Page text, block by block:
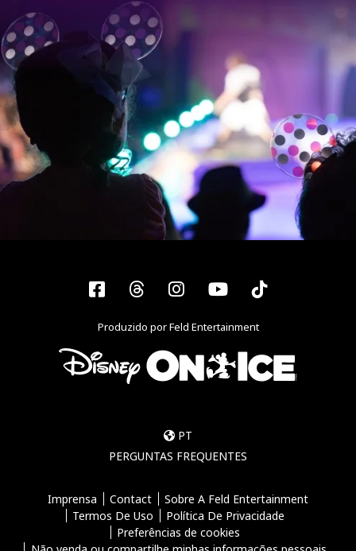
Facebook
ThreadsInstagram
YouTubeTiktok
Produzido por Feld Entertainment
PT
PERGUNTAS FREQUENTES
Imprensa Contact
Sobre A Feld Entertainment
Termos De Uso
Política De Privacidade
Preferências de cookies